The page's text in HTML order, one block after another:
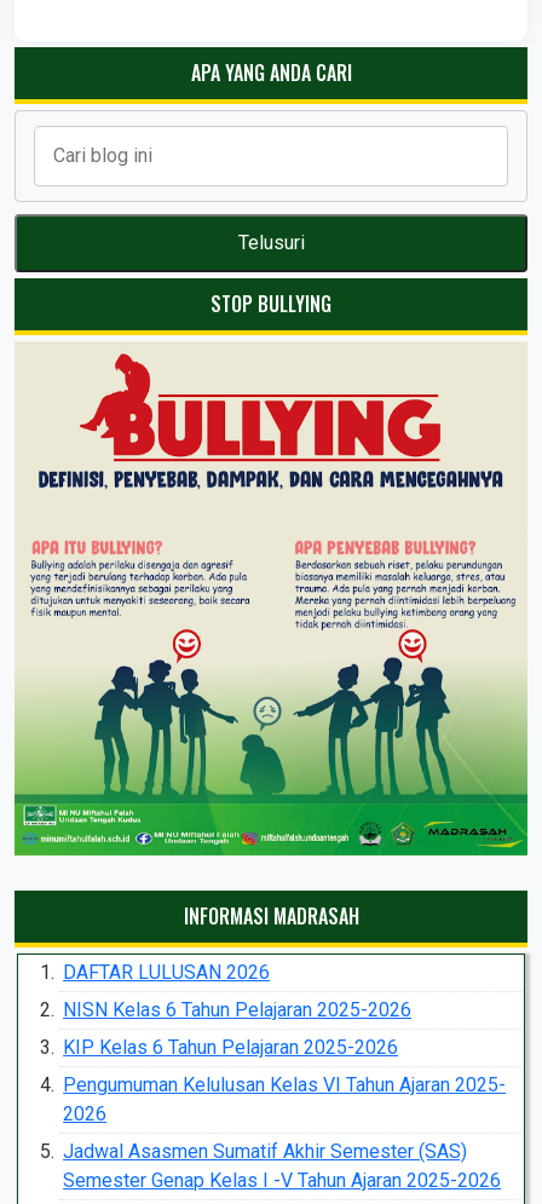
APA YANG ANDA CARI
STOP BULLYING
INFORMASI MADRASAH
DAFTAR LULUSAN 2026
NISN Kelas 6 Tahun Pelajaran 2025-2026
KIP Kelas 6 Tahun Pelajaran 2025-2026
Pengumuman Kelulusan Kelas VI Tahun Ajaran 2025-
2026
Jadwal Asasmen Sumatif Akhir Semester (SAS)
Semester Genap Kelas I -V Tahun Ajaran 2025-2026